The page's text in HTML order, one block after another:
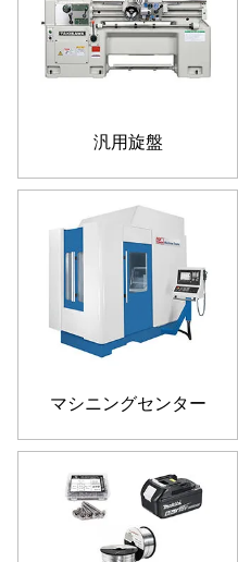
汎用旋盤
マシニングセンター